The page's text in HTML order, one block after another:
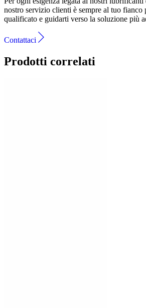
nostro servizio clienti è sempre al tuo
qualificato e guidarti verso la soluzione più
Contattaci
Prodotti correlati